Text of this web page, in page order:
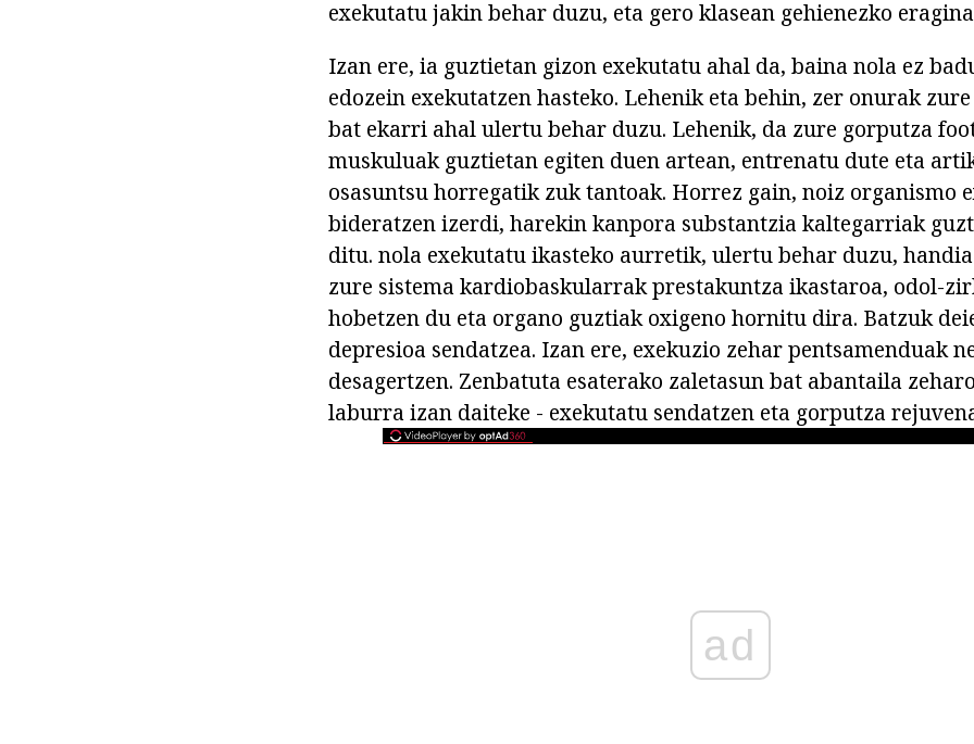
exekutatu jakin behar duzu, eta gero klasean gehienezko
Izan ere, ia guztietan gizon exekutatu ahal da, baina nola ez
edozein exekutatzen hasteko. Lehenik eta behin, zer onurak
bat ekarri ahal ulertu behar duzu. Lehenik, da zure gorputza
muskuluak guztietan egiten duen artean, entrenatu dute eta
osasuntsu horregatik zuk tantoak. Horrez gain, noiz organismo
bideratzen izerdi, harekin kanpora substantzia kaltegarriak
ditu. nola exekutatu ikasteko aurretik, ulertu behar duzu,
zure sistema kardiobaskularrak prestakuntza ikastaroa, odol-
hobetzen du eta organo guztiak oxigeno hornitu dira. Batzuk
depresioa sendatzea. Izan ere, exekuzio zehar pentsamenduak
desagertzen. Zenbatuta esaterako zaletasun bat abantaila
laburra izan daiteke - exekutatu sendatzen eta gorputza
ad